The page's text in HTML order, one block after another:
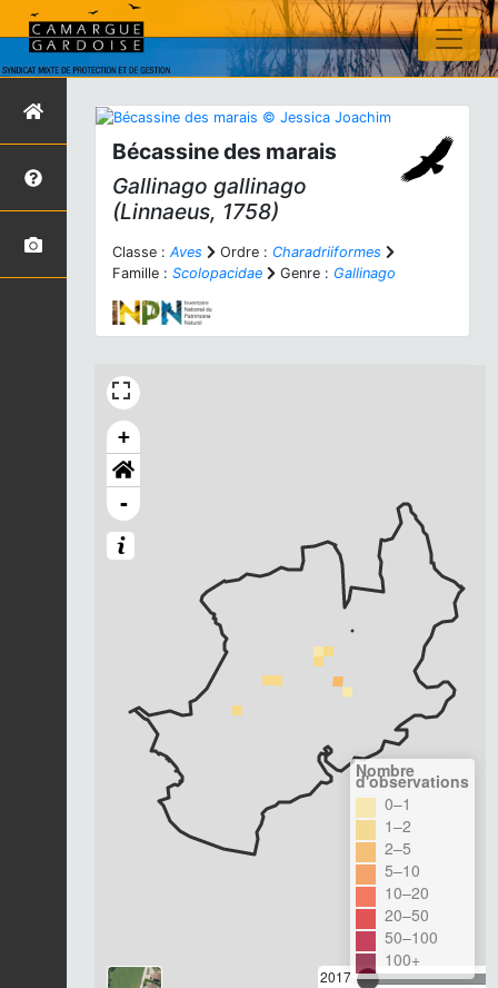
Bécassine des marais
Gallinago gallinago
(Linnaeus, 1758)
Classe : Aves Ordre : Charadriiformes
Famille : Scolopacidae Genre : Gallinago
+
-
2017
Nombre
d'observations
0–1
1–2
2–5
5–10
10–20
20–50
50–100
100+